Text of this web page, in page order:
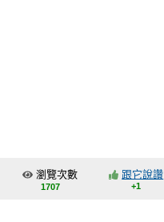
交流中心
瀏覽次數
1707
跟它說讚
+1